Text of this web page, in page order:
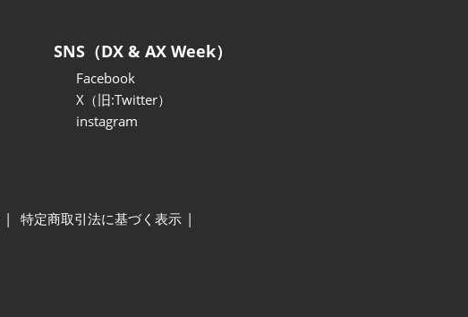
SNS（DX & AX Week）
Facebook
X（旧:Twitter）
instagram
特定商取引法に基づく表示